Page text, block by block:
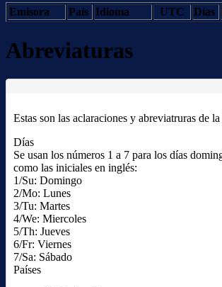
Emisora País Idioma UTC Días
Abreviaturas
Estas son las aclaraciones y abreviatruras de
Días
Se usan los números 1 a 7 para los días
como las iniciales en inglés:
1/Su: Domingo
2/Mo: Lunes
3/Tu: Martes
4/We: Miercoles
5/Th: Jueves
6/Fr: Viernes
7/Sa: Sábado
Países